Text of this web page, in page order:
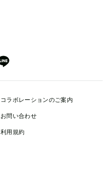
コラボレーションのご案内
お問い合わせ
利用規約